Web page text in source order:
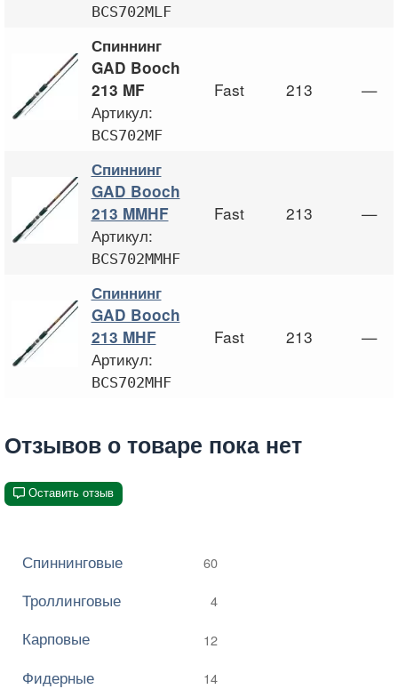
BCS702MLF
Спиннинг
GAD Booch
213 MF
Артикул:
BCS702MF
Fast 213 —
Спиннинг
GAD Booch
213 MMHF
Артикул:
BCS702MMHF
Fast 213 —
Спиннинг
GAD Booch
213 MHF
Артикул:
BCS702MHF
Fast 213 —
Отзывов о товаре пока нет
Оставить отзыв
Спиннинговые 60
Троллинговые 4
Карповые 12
Фидерные 14